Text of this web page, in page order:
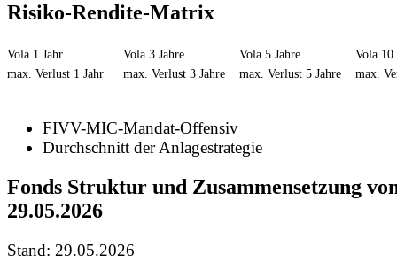
Risiko-Rendite-Matrix
Vola 1 Jahr Vola 3 Jahre Vola 5 Jahre
Vola 10
max. Verlust 1 Jahr
max. Verlust 3 Jahre max. Verlust 5 Jahre max.
FIVV-MIC-Mandat-Offensiv
Durchschnitt der Anlagestrategie
Fonds Struktur und Zusammensetzung
29.05.2026
Stand: 29.05.2026